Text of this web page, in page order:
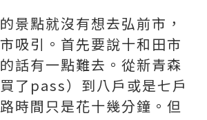
景點就沒有想去弘前市，
吸引。首先要說十和田市
話有一點難去。從新青森
了pass）到八戶或是七戶
時間只是花十幾分鐘。但